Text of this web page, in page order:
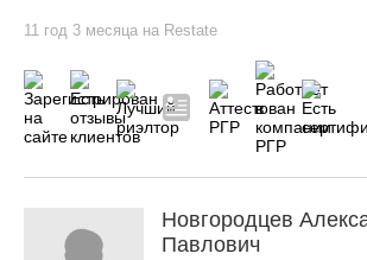
11 год 3 месяца на Restate
Новгородцев
Павлович